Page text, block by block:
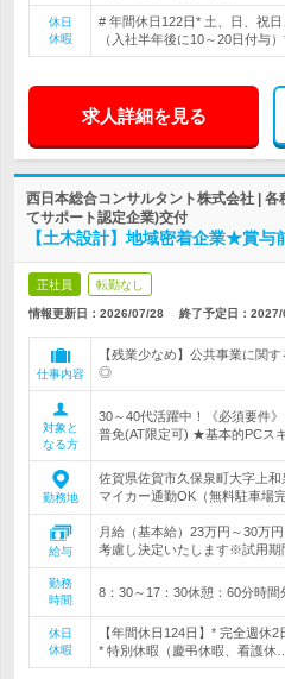
休日
休暇
# 年間休日122日* 土、日、祝
（入社半年後に10～20日付与）
求人詳細を見る
西日本総合コンサルタント株式会社 |
てサポート認定企業)交付
【土木設計】地域密着企業★賞与
正社員 転勤なし
情報更新日：2026/07/28 終了予定日： 2027/
仕事内容
【残業少なめ】公共事業に関
◎
対象と
なる方
30～40代活躍中！《必須要件
普免(AT限定可) ★基本的PCス
勤務地
佐賀県佐賀市久保泉町大字上
マイカー通勤OK（無料駐車場
給与
月給（基本給）23万円～30万
考慮し決定いたします※試用期
勤務
時間
8：30～17：30休憩：60分時間
休日
休暇
【年間休日124日】* 完全週休
* 特別休暇（慶弔休暇、看護休…